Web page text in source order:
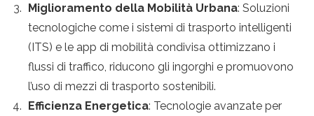
Miglioramento della Mobilità Urbana: Soluzioni
tecnologiche come i sistemi di trasporto intelligenti
(ITS) e le app di mobilità condivisa ottimizzano i
flussi di traffico, riducono gli ingorghi e promuovono
l’uso di mezzi di trasporto sostenibili.
Efficienza Energetica: Tecnologie avanzate per